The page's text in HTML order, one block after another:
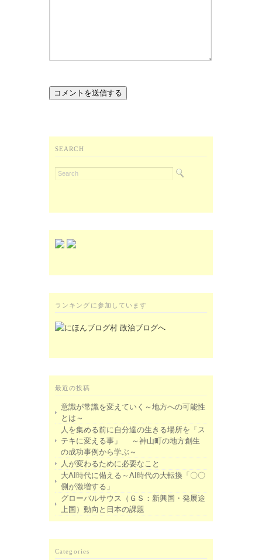
SEARCH
ランキングに参加しています
最近の投稿
意識が常識を変えていく～地方への可能性
とは～
人を集める前に自分達の生きる場所を「ス
テキに変える事」 ～神山町の地方創生
の成功事例から学ぶ～
人が変わるために必要なこと
大AI時代に備える～AI時代の大転換「〇〇
側が激増する」
グローバルサウス（ＧＳ：新興国・発展途
上国）動向と日本の課題
Categories